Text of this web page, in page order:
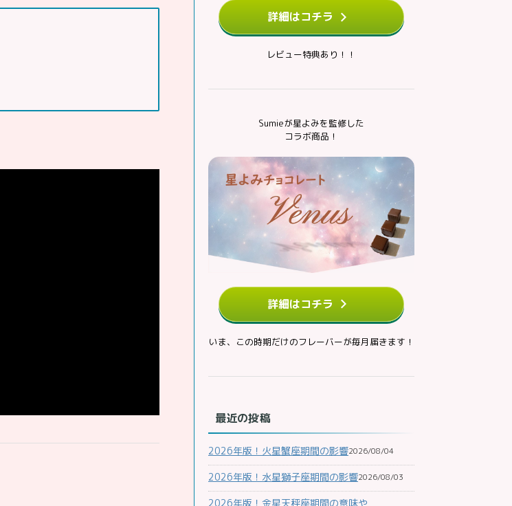
詳細はコチラ
レビュー特典あり！！
Sumieが星よみを監修した
コラボ商品！
詳細はコチラ
いま、この時期だけのフレーバーが毎月届きます！
最近の投稿
2026年版！火星蟹座期間の影響2026/08/04
2026年版！水星獅子座期間の影響2026/08/03
2026年版！金星天秤座期間の意味や